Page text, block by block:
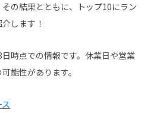
の結果とともに、トップ10にラン
します！
時点での情報です。休業日や営業
能性があります。